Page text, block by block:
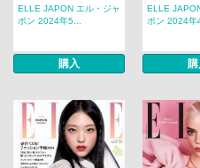
ELLE JAPON エル・ジャ
ポン 2024年5...
購入
ELLE
ポン 2024年
購